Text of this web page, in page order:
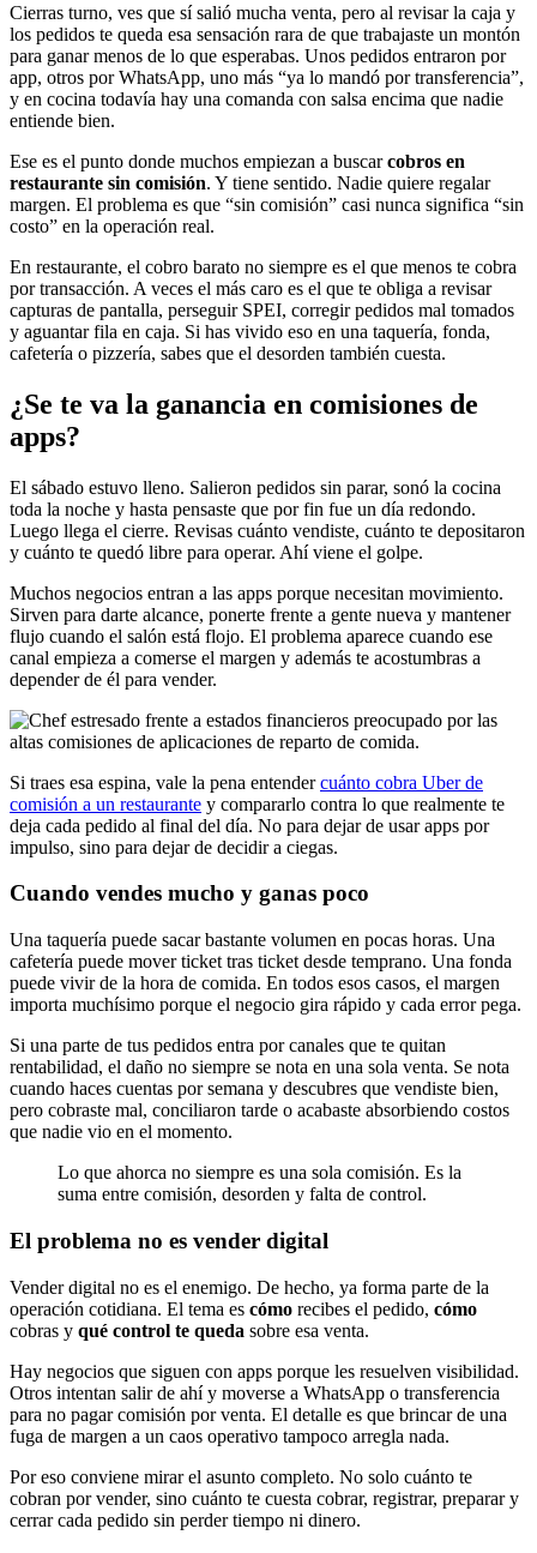
Cierras turno, ves que sí salió mucha venta, pero al revisar la caja y
los pedidos te queda esa sensación rara de que trabajaste un montón
para ganar menos de lo que esperabas. Unos pedidos entraron por
app, otros por WhatsApp, uno más “ya lo mandó por transferencia”,
y en cocina todavía hay una comanda con salsa encima que nadie
entiende bien.
Ese es el punto donde muchos empiezan a buscarcobros en
restaurante sin comisión. Y tiene sentido. Nadie quiere regalar
margen. El problema es que “sin comisión” casi nunca significa “sin
costo” en la operación real.
En restaurante, el cobro barato no siempre es el que menos te cobra
por transacción. A veces el más caro es el que te obliga a revisar
capturas de pantalla, perseguir SPEI, corregir pedidos mal tomados
y aguantar fila en caja. Si has vivido eso en una taquería, fonda,
cafetería o pizzería, sabes que el desorden también cuesta.
¿Se te va la ganancia en comisiones de
apps?
El sábado estuvo lleno. Salieron pedidos sin parar, sonó la cocina
toda la noche y hasta pensaste que por fin fue un día redondo.
Luego llega el cierre. Revisas cuánto vendiste, cuánto te depositaron
y cuánto te quedó libre para operar. Ahí viene el golpe.
Muchos negocios entran a las apps porque necesitan movimiento.
Sirven para darte alcance, ponerte frente a gente nueva y mantener
flujo cuando el salón está flojo. El problema aparece cuando ese
canal empieza a comerse el margen y además te acostumbras a
depender de él para vender.
Si traes esa espina, vale la pena entendercuánto cobra Uber de
comisión a un restaurante y compararlo contra lo que realmente te
deja cada pedido al final del día. No para dejar de usar apps por
impulso, sino para dejar de decidir a ciegas.
Cuando vendes mucho y ganas poco
Una taquería puede sacar bastante volumen en pocas horas. Una
cafetería puede mover ticket tras ticket desde temprano. Una fonda
puede vivir de la hora de comida. En todos esos casos, el margen
importa muchísimo porque el negocio gira rápido y cada error pega.
Si una parte de tus pedidos entra por canales que te quitan
rentabilidad, el daño no siempre se nota en una sola venta. Se nota
cuando haces cuentas por semana y descubres que vendiste bien,
pero cobraste mal, conciliaron tarde o acabaste absorbiendo costos
que nadie vio en el momento.
Lo que ahorca no siempre es una sola comisión. Es la
suma entre comisión, desorden y falta de control.
El problema no es vender digital
Vender digital no es el enemigo. De hecho, ya forma parte de la
operación cotidiana. El tema es cómo recibes el pedido, cómo
cobras y qué control te queda sobre esa venta.
Hay negocios que siguen con apps porque les resuelven visibilidad.
Otros intentan salir de ahí y moverse a WhatsApp o transferencia
para no pagar comisión por venta. El detalle es que brincar de una
fuga de margen a un caos operativo tampoco arregla nada.
Por eso conviene mirar el asunto completo. No solo cuánto te
cobran por vender, sino cuánto te cuesta cobrar, registrar, preparar y
cerrar cada pedido sin perder tiempo ni dinero.